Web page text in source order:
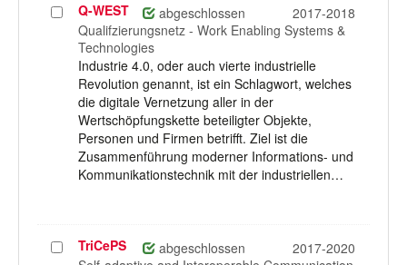
Projekt
auswählen
Q-WEST abgeschlossen
2017-2018
Qualifzierungsnetz - Work Enabling Systems &
Technologies
Industrie 4.0, oder auch vierte industrielle
Revolution genannt, ist ein Schlagwort, welches
die digitale Vernetzung aller in der
Wertschöpfungskette beteiligter Objekte,
Personen und Firmen betrifft. Ziel ist die
Zusammenführung moderner Informations- und
Kommunikationstechnik mit der industriellen…
ProjektTriCePS abgeschlossen
2017-2020